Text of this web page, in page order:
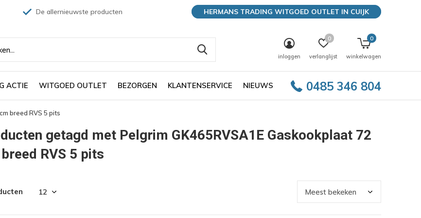
ACTIE WITGOED OUTLET BEZORGEN KLANTENSERVICE NIEUWS 0485 346 804
inloggen verlanglijst
0
winkelwagen
0
De allernieuwste producten HERMANS TRADING WITGOED OUTLET IN CUIJK
breed RVS 5 pits
getagd met Pelgrim GK465RVSA1E Gaskookplaat 72
RVS 5 pits